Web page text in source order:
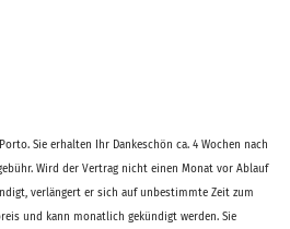
Sie erhalten Ihr Dankeschön ca. 4 Wochen nach
Wird der Vertrag nicht einen Monat vor Ablauf
verlängert er sich auf unbestimmte Zeit zum
und kann monatlich gekündigt werden. Sie